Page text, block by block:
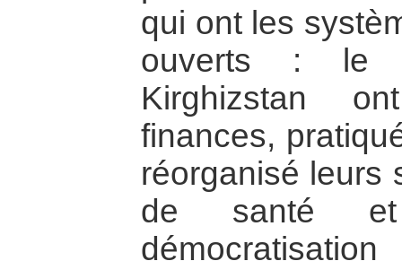
qui ont les
ouverts : le
Kirghizstan
finances,
réorganisé leurs
de santé et